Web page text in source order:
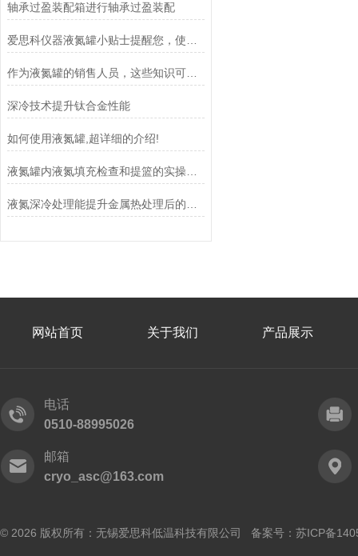
轴承过盈装配箱进行轴承过盈装配
作为液氮罐的销售人员，这些知识可一定要知道！
深冷技术提升钛合金性能
如何使用液氮罐,超详细的介绍!
液氮罐内液氮填充检查和提篮的实操技巧
网站首页 关于我们 产品展示
电话
0510-88995026
邮箱
cryo_asc@163.com
© 2026 版权所有：无锡爱思科低温科技有限公司 备案号： 苏ICP备